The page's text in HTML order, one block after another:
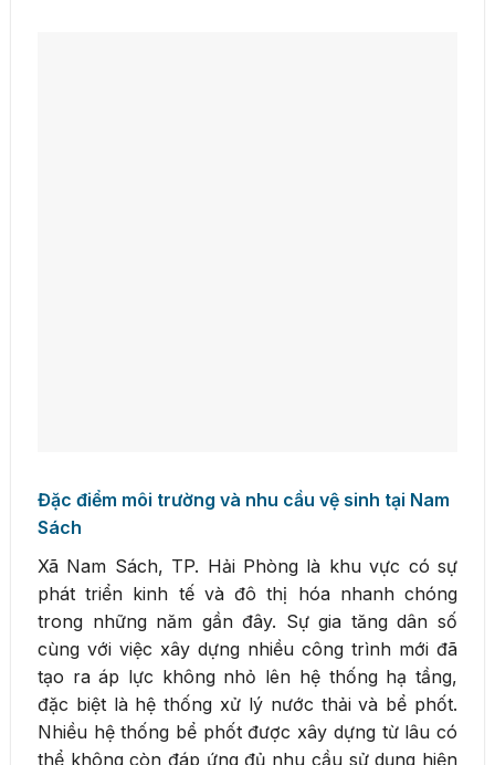
Đặc điểm môi trường và nhu cầu vệ sinh tại Nam
Sách
Xã Nam Sách, TP. Hải Phòng là khu vực có sự
phát triển kinh tế và đô thị hóa nhanh chóng
trong những năm gần đây. Sự gia tăng dân số
cùng với việc xây dựng nhiều công trình mới đã
tạo ra áp lực không nhỏ lên hệ thống hạ tầng,
đặc biệt là hệ thống xử lý nước thải và bể phốt.
Nhiều hệ thống bể phốt được xây dựng từ lâu có
thể không còn đáp ứng đủ nhu cầu sử dụng hiện